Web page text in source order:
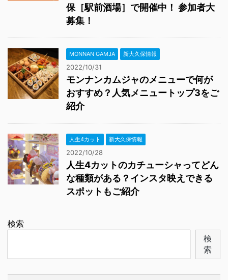
保［駅前酒場］で開催中！ 参加者大
募集！
MONNAN GAMJA 新大久保情報
2022/10/31
モンナンカムジャのメニューで何が
おすすめ？人気メニュートップ3をご
紹介
人生4カット 新大久保情報
2022/10/28
人生4カットのカチューシャってどん
な種類がある？インスタ映えできる
スポットもご紹介
検索
検
索